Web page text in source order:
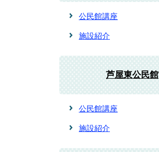
公民館講座
施設紹介
芦屋東公民館
公民館講座
施設紹介